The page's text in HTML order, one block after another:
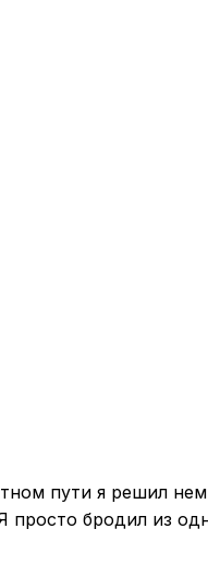
пути я решил
просто бродил из